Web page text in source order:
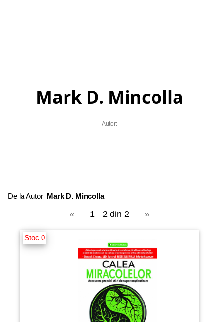
Mark D. Mincolla
Autor:
De la Autor: Mark D. Mincolla
« 1 - 2 din 2 »
Stoc 0